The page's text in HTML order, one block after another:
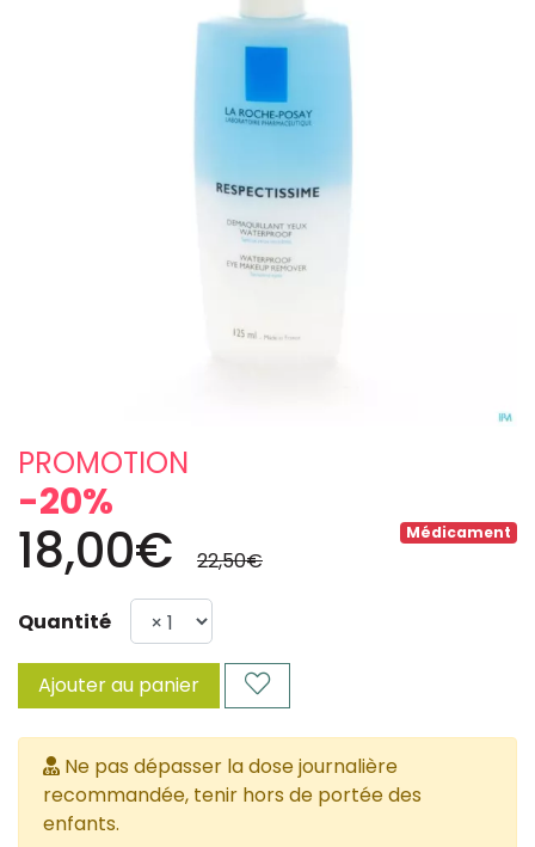
PROMOTION
-20%
Médicament
18,00€ 22,50€
Quantité
Ajouter au panier
Ne pas dépasser la dose journalière
recommandée, tenir hors de portée des
enfants.